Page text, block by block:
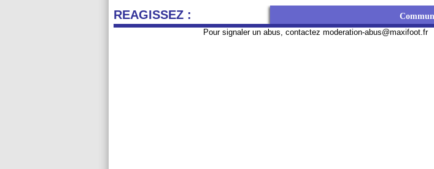
REAGISSEZ :
Pour signaler un abus, contactez moderation-abus@maxifoot.fr